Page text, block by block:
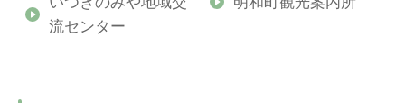
流センター